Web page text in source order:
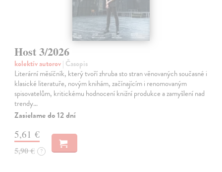
Host 3/2026
kolektív autorov| Časopis
Literární měsíčník, který tvoří zhruba sto stran věnovaných současné i
klasické literatuře, novým knihám, začínajícím i renomovaným
spisovatelům, kritickému hodnocení knižní produkce a zamyšlení nad
trendy…
Zasielame do 12 dní
5,61 €
5,90 € ?